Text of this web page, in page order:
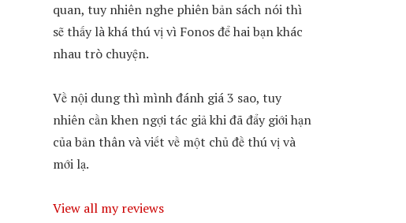
quan, tuy nhiên nghe phiên bản sách nói thì
sẽ thấy là khá thú vị vì Fonos để hai bạn khác
nhau trò chuyện.
Về nội dung thì mình đánh giá 3 sao, tuy
nhiên cần khen ngợi tác giả khi đã đẩy giới hạn
của bản thân và viết về một chủ đề thú vị và
mới lạ.
View all my reviews